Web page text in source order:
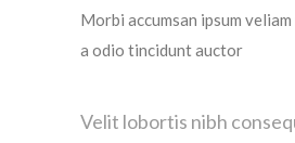
Morbi accumsan ipsum
a odio tincidunt auctor
Velit lobortis nibh